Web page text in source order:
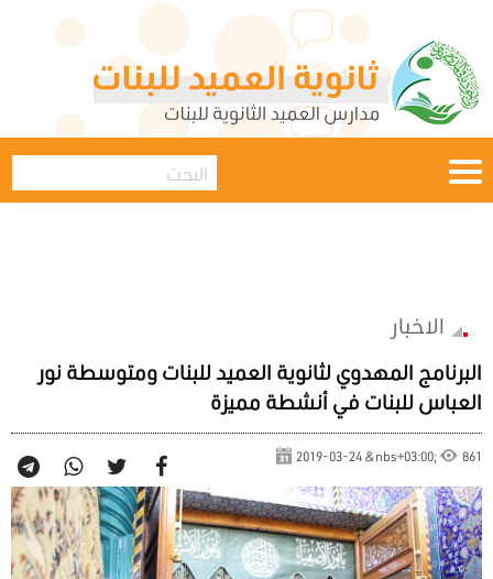
الاخبار
البرنامج المهدوي لثانوية العميد للبنات ومتوسطة نور
العباس للبنات في أنشطة مميزة
2019-03-24 &nbs+03:00; 861